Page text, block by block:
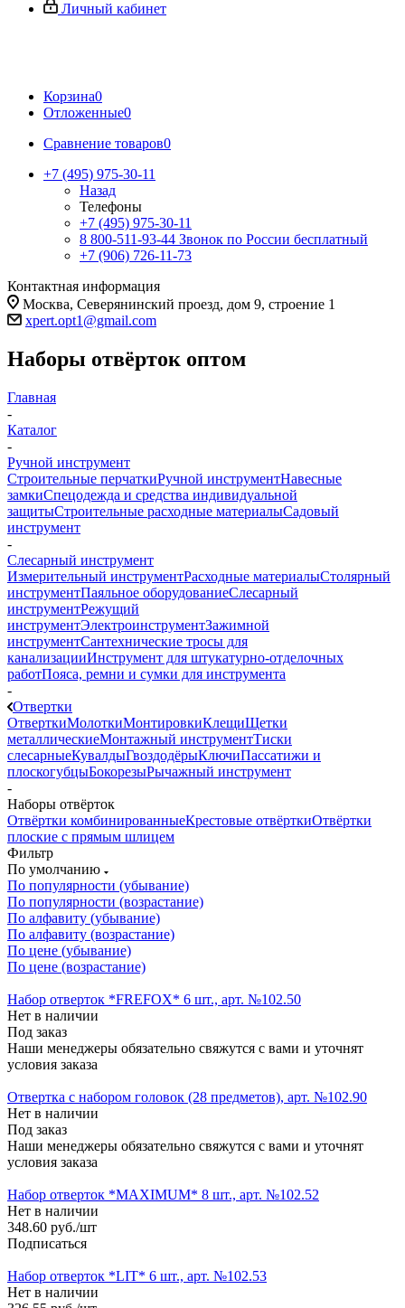
Личный кабинет
Корзина0
Отложенные0
Сравнение товаров0
+7 (495) 975-30-11
Назад
Телефоны
+7 (495) 975-30-11
8 800-511-93-44 Звонок по России бесплатный
+7 (906) 726-11-73
Контактная информация
Москва, Северянинский проезд, дом 9, строение 1
xpert.opt1@gmail.com
Наборы отвёрток оптом
Главная
-
Каталог
-
Ручной инструмент
Строительные перчаткиРучной инструментНавесные
замкиСпецодежда и средства индивидуальной
защитыСтроительные расходные материалыСадовый
инструмент
-
Слесарный инструмент
Измерительный инструментРасходные материалыСтолярный
инструментПаяльное оборудованиеСлесарный
инструментРежущий
инструментЭлектроинструментЗажимной
инструментСантехнические тросы для
канализацииИнструмент для штукатурно-отделочных
работПояса, ремни и сумки для инструмента
-
Отвертки
ОтверткиМолоткиМонтировкиКлещиЩетки
металлическиеМонтажный инструментТиски
слесарныеКувалдыГвоздодёрыКлючиПассатижи и
плоскогубцыБокорезыРычажный инструмент
-
Наборы отвёрток
Отвёртки комбинированныеКрестовые отвёрткиОтвёртки
плоские с прямым шлицем
Фильтр
По умолчанию
По популярности (убывание)
По популярности (возрастание)
По алфавиту (убывание)
По алфавиту (возрастание)
По цене (убывание)
По цене (возрастание)
Набор отверток *FREFOX* 6 шт., арт. №102.50
Нет в наличии
Под заказ
Наши менеджеры обязательно свяжутся с вами и уточнят
условия заказа
Отвертка с набором головок (28 предметов), арт. №102.90
Нет в наличии
Под заказ
Наши менеджеры обязательно свяжутся с вами и уточнят
условия заказа
Набор отверток *MAXIMUM* 8 шт., арт. №102.52
Нет в наличии
348.60 руб./шт
Подписаться
Набор отверток *LIT* 6 шт., арт. №102.53
Нет в наличии